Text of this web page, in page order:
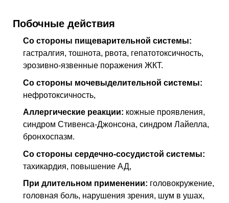
Побочные действия
Со стороны пищеварительной системы:
гастралгия, тошнота, рвота, гепатотоксичность,
эрозивно-язвенные поражения ЖКТ.
Со стороны мочевыделительной системы:
нефротоксичность,
Аллергические реакции: кожные проявления,
синдром Стивенса-Джонсона, синдром Лайелла,
бронхоспазм.
Со стороны сердечно-сосудистой системы:
тахикардия, повышение АД,
При длительном применении: головокружение,
головная боль, нарушения зрения, шум в ушах,